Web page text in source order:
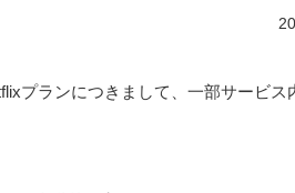
プランにつきまして、一部サービス